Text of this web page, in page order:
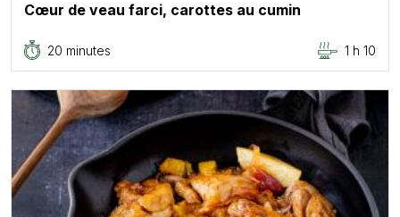
Cœur de veau farci, carottes au cumin
20 minutes 1 h 10